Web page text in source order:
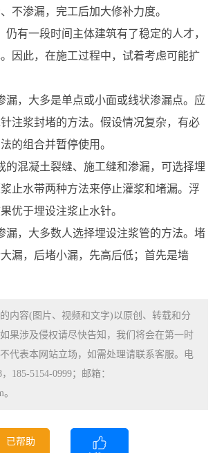
不渗漏，完工后加大修补力度。
仍有一段时间主体建筑有了稳定的人才，
因此，在施工过程中，试着考虑可能扩
漏，大多是单点或小面或线状渗漏点。应
注浆封堵的方法。假设情况复杂，有必
的组合并暂停使用。
的混凝土裂缝、施工缝和渗漏，可选择埋
止水带两种方法来停止灌浆和堵漏。浮
优于埋设注浆止水针。
漏，大多数人选择埋设注浆管的方法。堵
漏，后堵小漏，先高后低；首先是墙
内容(图片、视频和文字)以原创、转载和分
果涉及侵权请尽快告知，我们将会在第一时
代表本网站立场，如需处理请联系客服。电
185-5154-0999；邮箱：
已帮助